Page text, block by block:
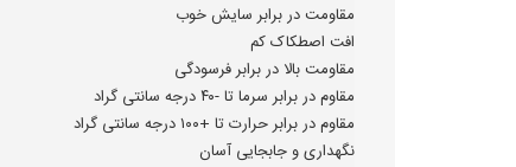
مقاومت در برابر سایش خوب
افت اصطکاک کم
مقاومت بالا در برابر فرسودگی
مقاوم در برابر سرما تا -۴۰ درجه سانتی گراد
مقاوم در برابر حرارت تا +۱۰۰ درجه سانتی گراد
نگهداری و جابجایی آسان